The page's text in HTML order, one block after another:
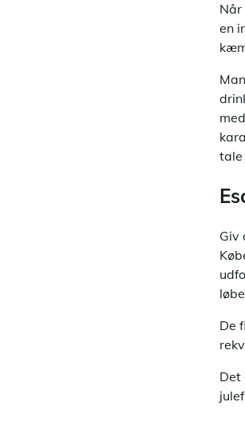
Når
en
tale
Giv
De
Det